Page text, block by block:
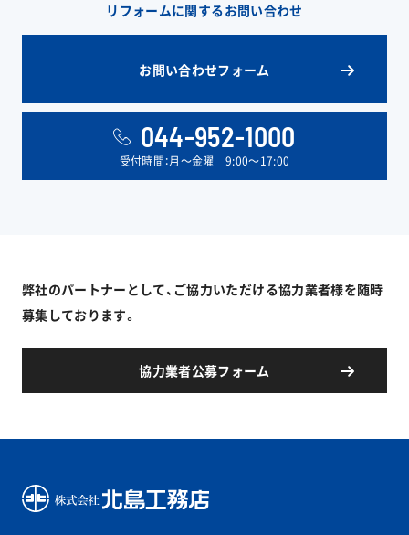
リフォームに関するお問い合わせ
お問い合わせフォーム
044-952-1000
受付時間：月〜金曜 9:00〜17:00
弊社のパートナーとして、ご協力いただける協力業者様を随時
募集しております。
協力業者公募フォーム